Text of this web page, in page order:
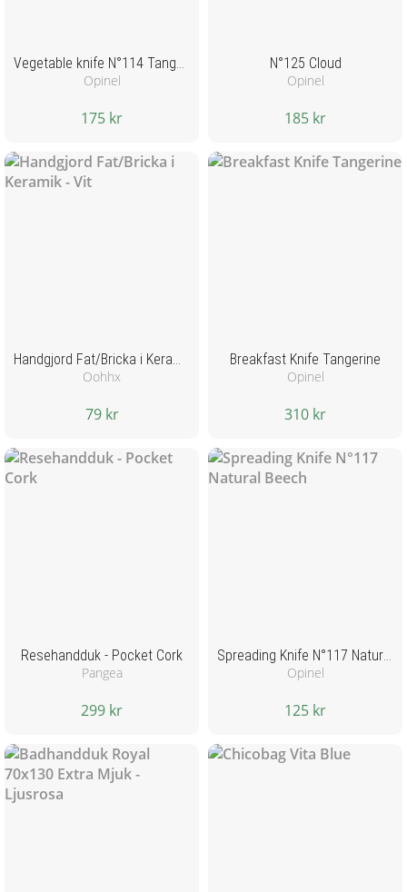
Vegetable knife N°114 Tangerine
Opinel
175 kr
N°125 Cloud
Opinel
185 kr
Handgjord Fat/Bricka i Keramik - Vit
Oohhx
79 kr
Breakfast Knife Tangerine
Opinel
310 kr
Resehandduk - Pocket Cork
Pangea
299 kr
Spreading Knife N°117 Natural Beech
Opinel
125 kr